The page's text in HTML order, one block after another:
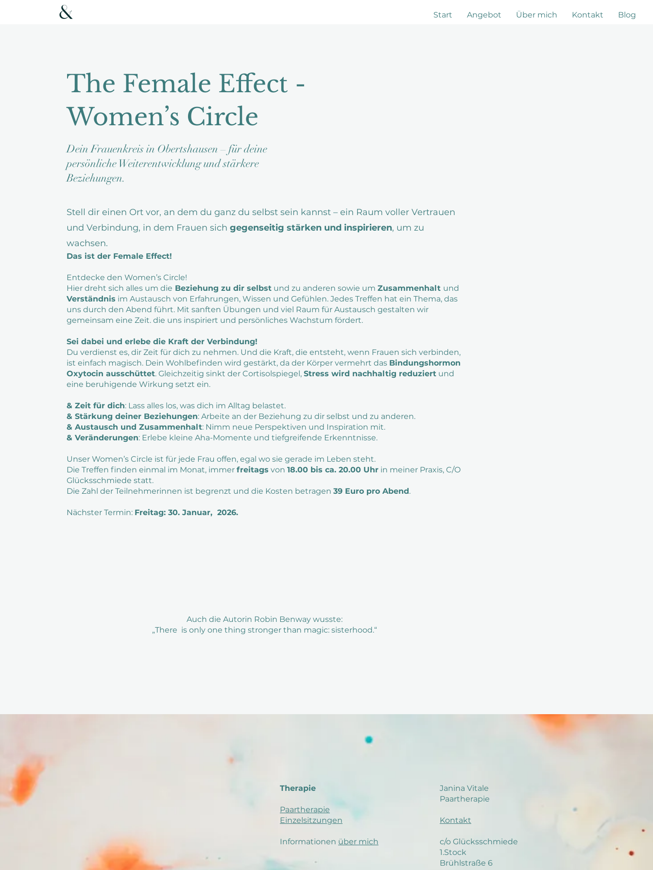
Start Angebot Über mich Kontakt Blog
The Female Effect -
Women’s Circle
​Dein Frauenkreis in Obertshausen – für deine
persönliche Weiterentwicklung und stärkere
Beziehungen.
Stell dir einen Ort vor, an dem du ganz du selbst sein kannst – ein Raum voller Vertrauen
und Verbindung, in dem Frauen sich gegenseitig stärken und inspirieren, um zu
wachsen.
Das ist der Female Effect!
Entdecke den Women’s Circle!
Hier dreht sich alles um die Beziehung zu dir selbst und zu anderen sowie um Zusammenhalt und
Verständnis im Austausch von Erfahrungen, Wissen und Gefühlen. Jedes Treffen hat ein Thema, das
uns durch den Abend führt. Mit sanften Übungen und viel Raum für Austausch gestalten wir
gemeinsam eine Zeit. die uns inspiriert und persönliches Wachstum fördert.
Sei dabei und erlebe die Kraft der Verbindung!
Du verdienst es, dir Zeit für dich zu nehmen. Und die Kraft, die entsteht, wenn Frauen sich verbinden,
ist einfach magisch. Dein Wohlbefinden wird gestärkt, da der Körper vermehrt das Bindungshormon
Oxytocin ausschüttet. Gleichzeitig sinkt der Cortisolspiegel, Stress wird nachhaltig reduziert und
eine beruhigende Wirkung setzt ein.
& Zeit für dich: Lass alles los, was dich im Alltag belastet.
& Stärkung deiner Beziehungen: Arbeite an der Beziehung zu dir selbst und zu anderen.
& Austausch und Zusammenhalt: Nimm neue Perspektiven und Inspiration mit.
& Veränderungen: Erlebe kleine Aha-Momente und tiefgreifende Erkenntnisse.
Unser Women’s Circle ist für jede Frau offen, egal wo sie gerade im Leben steht.
Die Treffen finden einmal im Monat, immer freitags von 18.00 bis ca. 20.00 Uhr in meiner Praxis, C/O
Glücksschmiede statt.
Die Zahl der Teilnehmerinnen ist begrenzt und die Kosten betragen 39 Euro pro Abend.
Nächster Termin: Freitag: 30. Januar, 2026.
Auch die Autorin Robin Benway wusste:
„There is only one thing stronger than magic: sisterhood.“
Therapie
Paartherapie
Einzelsitzungen
Informationen über mich
Janina Vitale
Paartherapie
Kontakt
c/o Glücksschmiede
1.Stock
Brühlstraße 6